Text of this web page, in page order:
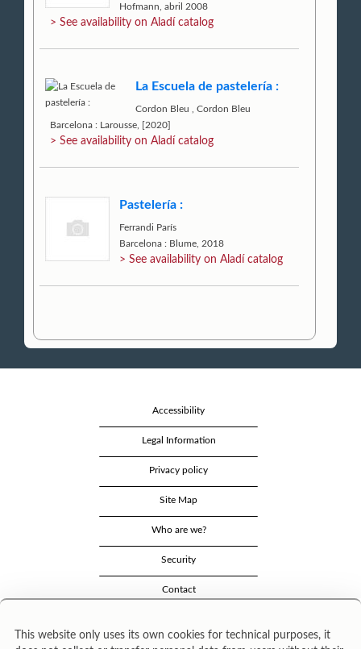
Hofmann, abril 2008
> See availability on Aladí catalog
La Escuela de pastelería :
Cordon Bleu ,Cordon Bleu
Barcelona : Larousse, [2020]
> See availability on Aladí catalog
Pastelería :
Ferrandi París
Barcelona : Blume, 2018
> See availability on Aladí catalog
Accessibility
Legal Information
Privacy policy
Site Map
Who are we?
Security
Contact
This website only uses its own cookies for technical purposes, it